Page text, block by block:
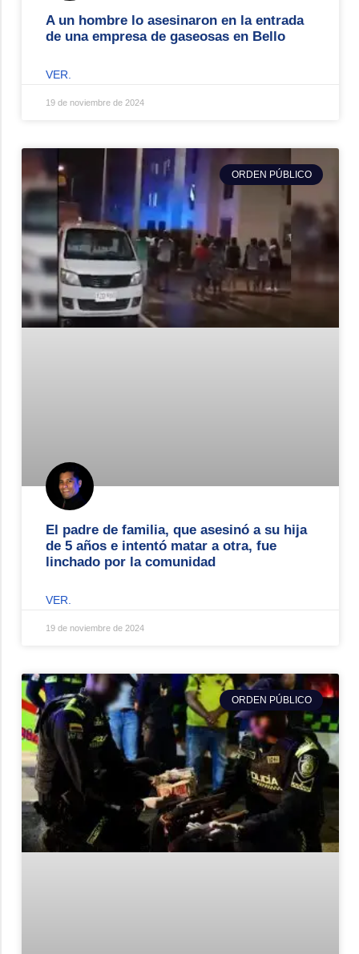
A un hombre lo asesinaron en la entrada
de una empresa de gaseosas en Bello
VER.
19 de noviembre de 2024
ORDEN PÚBLICO
El padre de familia, que asesinó a su hija
de 5 años e intentó matar a otra, fue
linchado por la comunidad
VER.
19 de noviembre de 2024
ORDEN PÚBLICO